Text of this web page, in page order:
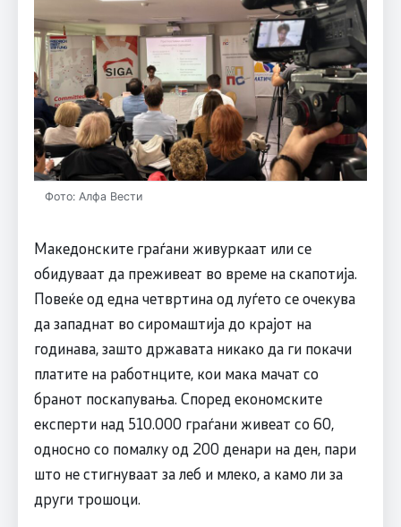
Фото: Алфа Вести
Македонските граѓани живуркаат или се
обидуваат да преживеат во време на скапотија.
Повеќе од една четвртина од луѓето се очекува
да западнат во сиромаштија до крајот на
годинава, зашто државата никако да ги покачи
платите на работнците, кои мака мачат со
бранот поскапувања. Според економските
експерти над 510.000 граѓани живеат со 60,
односно со помалку од 200 денари на ден, пари
што не стигнуваат за леб и млеко, а камо ли за
други трошоци.